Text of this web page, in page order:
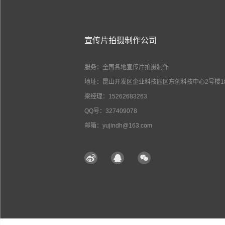
宣传片拍摄制作公司
服务：全国各地宣传片拍摄制作
地址：昆山开发区企业科技园区东创科技中心2号楼
梁经理：15262683263
QQ号：327409078
邮箱：yujindh@163.com